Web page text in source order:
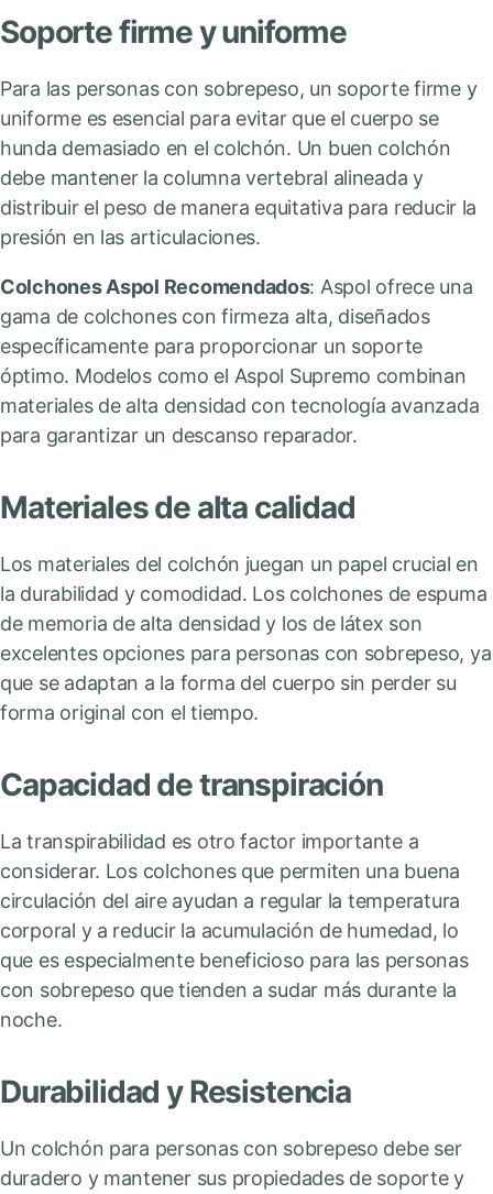
Soporte firme y uniforme
Para las personas con sobrepeso, un soporte firme y
uniforme es esencial para evitar que el cuerpo se
hunda demasiado en el colchón. Un buen colchón
debe mantener la columna vertebral alineada y
distribuir el peso de manera equitativa para reducir la
presión en las articulaciones.
Colchones Aspol Recomendados: Aspol ofrece una
gama de colchones con firmeza alta, diseñados
específicamente para proporcionar un soporte
óptimo. Modelos como el Aspol Supremo combinan
materiales de alta densidad con tecnología avanzada
para garantizar un descanso reparador.
Materiales de alta calidad
Los materiales del colchón juegan un papel crucial en
la durabilidad y comodidad. Los colchones de espuma
de memoria de alta densidad y los de látex son
excelentes opciones para personas con sobrepeso, ya
que se adaptan a la forma del cuerpo sin perder su
forma original con el tiempo.
Capacidad de transpiración
La transpirabilidad es otro factor importante a
considerar. Los colchones que permiten una buena
circulación del aire ayudan a regular la temperatura
corporal y a reducir la acumulación de humedad, lo
que es especialmente beneficioso para las personas
con sobrepeso que tienden a sudar más durante la
noche.
Durabilidad y Resistencia
Un colchón para personas con sobrepeso debe ser
duradero y mantener sus propiedades de soporte y